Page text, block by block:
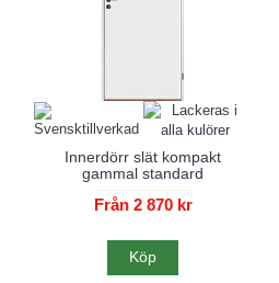
Innerdörr slät kompakt
gammal standard
Från 2 870 kr
Köp